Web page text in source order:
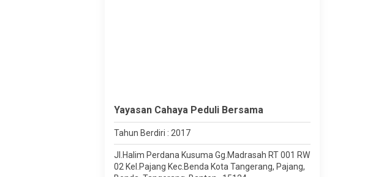
Yayasan Cahaya Peduli Bersama
Tahun Berdiri : 2017
Jl.Halim Perdana Kusuma Gg.Madrasah RT 001 RW
02 Kel.Pajang Kec.Benda Kota Tangerang, Pajang,